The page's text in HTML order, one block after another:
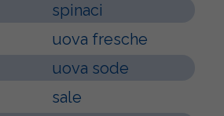
spinaci
uova fresche
uova sode
sale